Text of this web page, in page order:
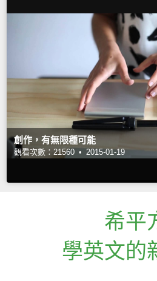
創作，有無限種可能
觀看次數：21560 • 2015-01-19
希平
學英文的